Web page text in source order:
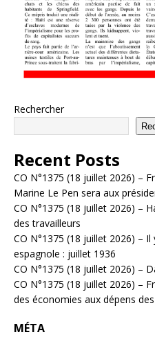
Rechercher
Recent Posts
CO N°1375 (18 juillet 2026) –
Marine Le Pen sera aux
CO N°1375 (18 juillet 2026) –
des travailleurs
CO N°1375 (18 juillet 2026) –
espagnole : juillet 1936
CO N°1375 (18 juillet 2026) –
CO N°1375 (18 juillet 2026) –
des économies aux dépens
MÉTA